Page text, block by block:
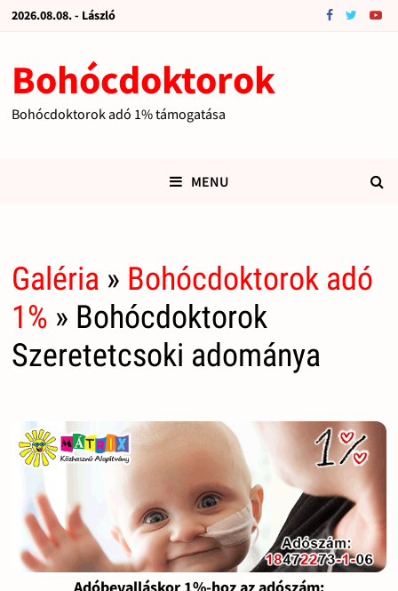
2026.08.08. - László
Bohócdoktorok
Bohócdoktorok adó 1% támogatása
MENU
Galéria » Bohócdoktorok adó
1% » Bohócdoktorok
Szeretetcsoki adománya